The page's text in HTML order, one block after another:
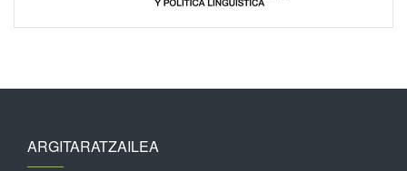
ARGITARATZAILEA